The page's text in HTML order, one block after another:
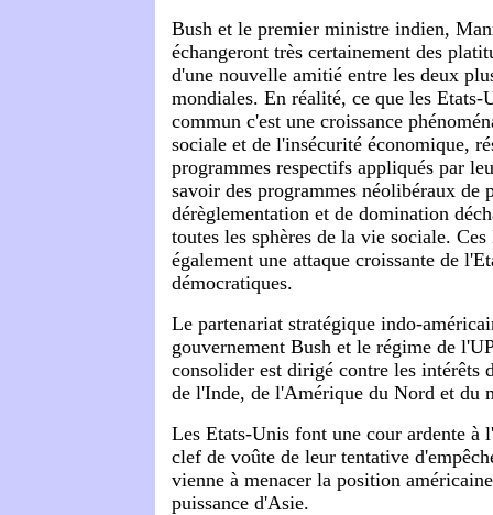
Bush et le premier ministre indien,
échangeront très certainement des
d'une nouvelle amitié entre les deux
mondiales. En réalité, ce que les Etats-
commun c'est une croissance
sociale et de l'insécurité économique,
programmes respectifs appliqués par
savoir des programmes néolibéraux de
dérèglementation et de domination
toutes les sphères de la vie sociale. Ces
également une attaque croissante de
démocratiques.
Le partenariat stratégique indo-
gouvernement Bush et le régime de
consolider est dirigé contre les intérêts
de l'Inde, de l'Amérique du Nord et du
Les Etats-Unis font une cour ardente à
clef de voûte de leur tentative
vienne à menacer la position
puissance d'Asie.